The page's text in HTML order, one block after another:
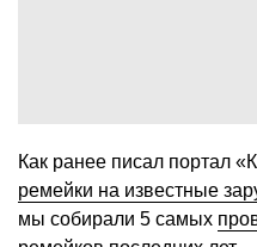
Как ранее писал портал
ремейки на известные
мы собирали 5 самых